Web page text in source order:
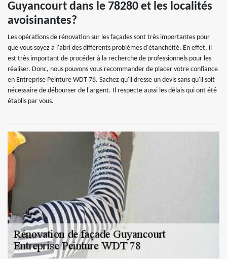
Guyancourt dans le 78280 et les localités
avoisinantes?
Les opérations de rénovation sur les façades sont très importantes pour
que vous soyez à l'abri des différents problèmes d'étanchéité. En effet, il
est très important de procéder à la recherche de professionnels pour les
réaliser. Donc, nous pouvons vous recommander de placer votre confiance
en Entreprise Peinture WDT 78. Sachez qu'il dresse un devis sans qu'il soit
nécessaire de débourser de l'argent. Il respecte aussi les délais qui ont été
établis par vous.